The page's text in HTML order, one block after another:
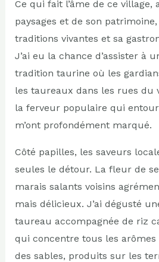
Ce qui fait l’âme de ce village,
paysages et de son
traditions vivantes et sa
J’ai eu la chance d’assister à
tradition taurine où les
les taureaux dans les rues du
la ferveur populaire qui
m’ont profondément marqué.
Côté papilles, les saveurs
seules le détour. La fleur de
marais salants voisins
mais délicieux. J’ai dégusté
taureau accompagnée de riz
qui concentre tous les
des sables, produits sur les